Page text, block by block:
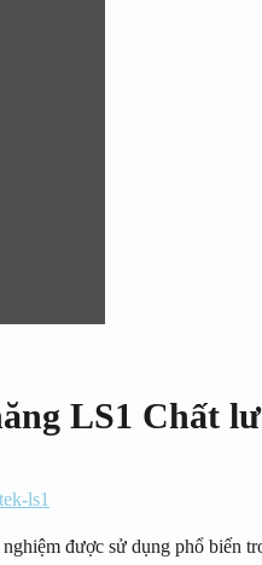
LS1 Chất
được sử dụng phổ biến